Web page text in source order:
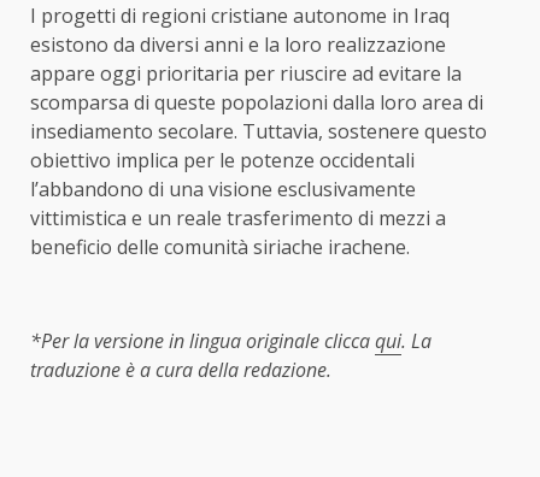
I progetti di regioni cristiane autonome in Iraq
esistono da diversi anni e la loro realizzazione
appare oggi prioritaria per riuscire ad evitare la
scomparsa di queste popolazioni dalla loro area di
insediamento secolare. Tuttavia, sostenere questo
obiettivo implica per le potenze occidentali
l’abbandono di una visione esclusivamente
vittimistica e un reale trasferimento di mezzi a
beneficio delle comunità siriache irachene.
*Per la versione in lingua originale cliccaqui. La
traduzione è a cura della redazione.